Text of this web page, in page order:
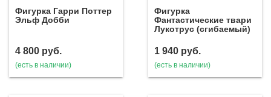
Фигурка Гарри Поттер
Эльф Добби
4 800 руб.
(есть в наличии)
Фигурка
Фантастические твари
Лукотрус (сгибаемый)
1 940 руб.
(есть в наличии)